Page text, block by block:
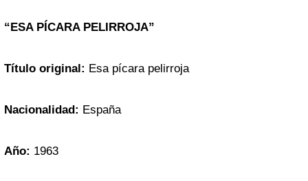
“ESA PÍCARA PELIRROJA”
Título original: Esa pícara pelirroja
Nacionalidad: España
Año: 1963